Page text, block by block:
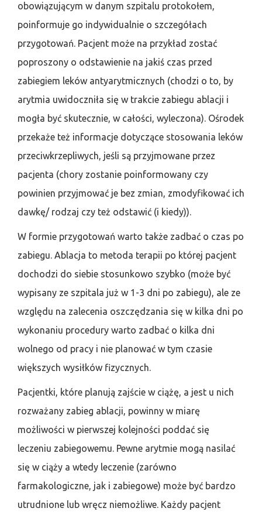
obowiązującym w danym szpitalu protokołem,
poinformuje go indywidualnie o szczegółach
przygotowań. Pacjent może na przykład zostać
poproszony o odstawienie na jakiś czas przed
zabiegiem leków antyarytmicznych (chodzi o to, by
arytmia uwidoczniła się w trakcie zabiegu ablacji i
mogła być skutecznie, w całości, wyleczona). Ośrodek
przekaże też informacje dotyczące stosowania leków
przeciwkrzepliwych, jeśli są przyjmowane przez
pacjenta (chory zostanie poinformowany czy
powinien przyjmować je bez zmian, zmodyfikować ich
dawkę/ rodzaj czy też odstawić (i kiedy)).
W formie przygotowań warto także zadbać o czas po
zabiegu. Ablacja to metoda terapii po której pacjent
dochodzi do siebie stosunkowo szybko (może być
wypisany ze szpitala już w 1-3 dni po zabiegu), ale ze
względu na zalecenia oszczędzania się w kilka dni po
wykonaniu procedury warto zadbać o kilka dni
wolnego od pracy i nie planować w tym czasie
większych wysiłków fizycznych.
Pacjentki, które planują zajście w ciążę, a jest u nich
rozważany zabieg ablacji, powinny w miarę
możliwości w pierwszej kolejności poddać się
leczeniu zabiegowemu. Pewne arytmie mogą nasilać
się w ciąży a wtedy leczenie (zarówno
farmakologiczne, jak i zabiegowe) może być bardzo
utrudnione lub wręcz niemożliwe. Każdy pacjent